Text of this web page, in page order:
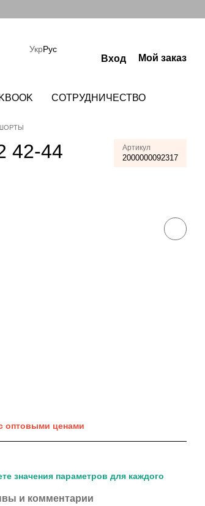
УкрРус
Вход Мой заказ
СОТРУДНИЧЕСТВО
42-44
Артикул
2000000092317
оптовыми ценами
значения параметров для каждого
и комментарии